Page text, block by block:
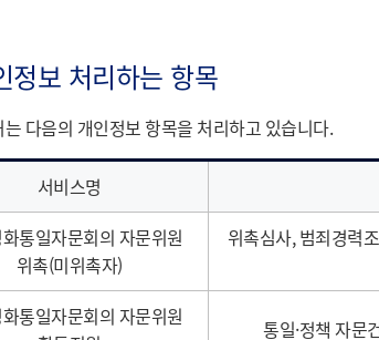
정보 처리하는 항목
다음의 개인정보 항목을 처리하고 있습니다.
서비스명
통일자문회의 자문위원
위촉(미위촉자)
위촉심사, 범죄경력
통일자문회의 자문위원
통일·정책 자문